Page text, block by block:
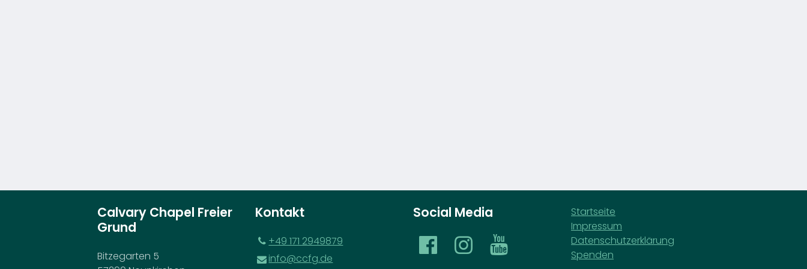
Calvary Chapel Freier
Grund
Bitzegarten 5
Kontakt
‪+49 171 2949879‬
info@​ccfg.​de
Social Media
Startseite
Impressum
Datenschutzerklärung
Spenden